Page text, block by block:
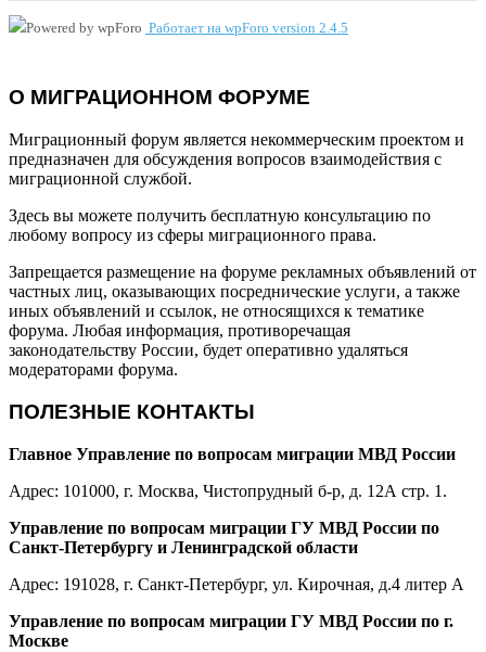
Работает на wpForo version 2.4.5
О МИГРАЦИОННОМ ФОРУМЕ
Миграционный форум является некоммерческим проектом и
предназначен для обсуждения вопросов взаимодействия с
миграционной службой.
Здесь вы можете получить бесплатную консультацию по
любому вопросу из сферы миграционного права.
Запрещается размещение на форуме рекламных объявлений от
частных лиц, оказывающих посреднические услуги, а также
иных объявлений и ссылок, не относящихся к тематике
форума. Любая информация, противоречащая
законодательству России, будет оперативно удаляться
модераторами форума.
ПОЛЕЗНЫЕ КОНТАКТЫ
Главное Управление по вопросам миграции МВД России
Адрес: 101000, г. Москва, Чистопрудный б-р, д. 12А стр. 1.
Управление по вопросам миграции ГУ МВД России по
Санкт-Петербургу и Ленинградской области
Адрес: 191028, г. Санкт-Петербург, ул. Кирочная, д.4 литер А
Управление по вопросам миграции ГУ МВД России по г.
Москве